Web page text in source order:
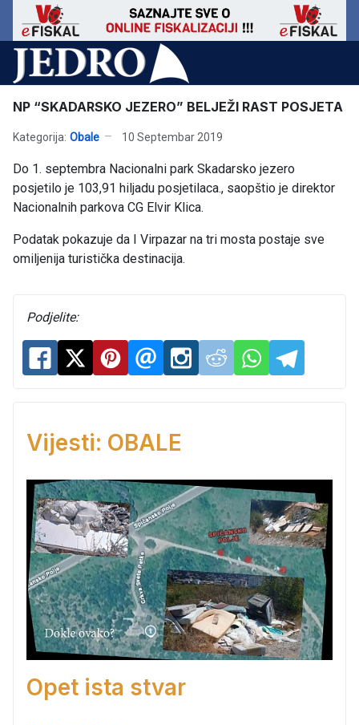
NP “SKADARSKO JEZERO” BELJEŽI RAST POSJETA
Kategorija: Obale 10 Septembar 2019
Do 1. septembra Nacionalni park Skadarsko jezero
posjetilo je 103,91 hiljadu posjetilaca., saopštio je direktor
Nacionalnih parkova CG Elvir Klica.
Podatak pokazuje da I Virpazar na tri mosta postaje sve
omiljenija turistička destinacija.
Podjelite:
Vijesti: OBALE
Opet ista stvar